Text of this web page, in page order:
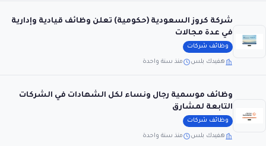
شركة كروز السعودية (حكومية) تعلن وظائف قيادية وإدارية
في عدة مجالات
وظائف شركات
هفيدك بلس منذ سنة واحدة
وظائف موسمية رجال ونساء لكل الشهادات في الشركات
التابعة لمشارق
وظائف شركات
هفيدك بلس منذ سنة واحدة